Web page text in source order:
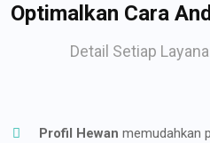
Optimalkan Cara
Detail Setiap
Profil Hewan memudahkan